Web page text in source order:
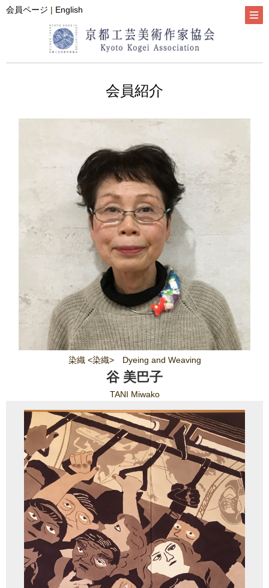
会員ページ | English
会員紹介
染織 <染織> Dyeing and Weaving
谷 美巴子
TANI Miwako